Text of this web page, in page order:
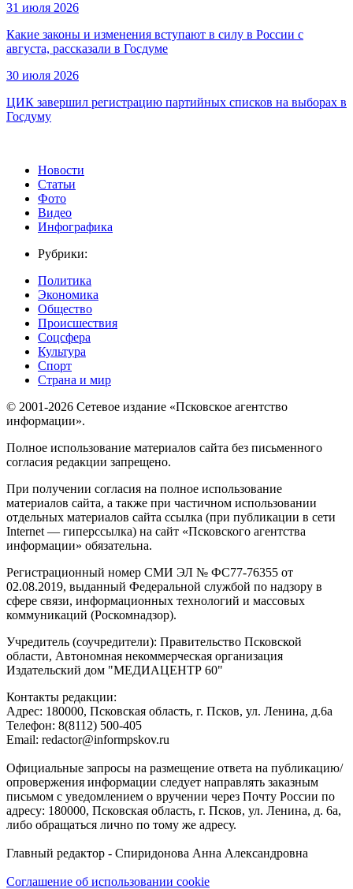
31 июля 2026
Какие законы и изменения вступают в силу в России с
августа, рассказали в Госдуме
30 июля 2026
ЦИК завершил регистрацию партийных списков на выборах в
Госдуму
Новости
Статьи
Фото
Видео
Инфографика
Рубрики:
Политика
Экономика
Общество
Происшествия
Соцсфера
Культура
Спорт
Страна и мир
© 2001-2026 Сетевое издание «Псковское агентство
информации».
Полное использование материалов сайта без письменного
согласия редакции запрещено.
При получении согласия на полное использование
материалов сайта, а также при частичном использовании
отдельных материалов сайта ссылка (при публикации в сети
Internet — гиперссылка) на сайт «Псковского агентства
информации» обязательна.
Регистрационный номер СМИ ЭЛ № ФС77-76355 от
02.08.2019, выданный Федеральной службой по надзору в
сфере связи, информационных технологий и массовых
коммуникаций (Роскомнадзор).
Учредитель (соучредители): Правительство Псковской
области, Автономная некоммерческая организация
Издательский дом "МЕДИАЦЕНТР 60"
Контакты редакции:
Адреc: 180000, Псковская область, г. Псков, ул. Ленина, д.6а
Телефон: 8(8112) 500-405
Email: redactor@informpskov.ru
Официальные запросы на размещение ответа на публикацию/
опровержения информации следует направлять заказным
письмом с уведомлением о вручении через Почту России по
адресу: 180000, Псковская область, г. Псков, ул. Ленина, д. 6а,
либо обращаться лично по тому же адресу.
Главный редактор - Спиридонова Анна Александровна
Соглашение об использовании cookie